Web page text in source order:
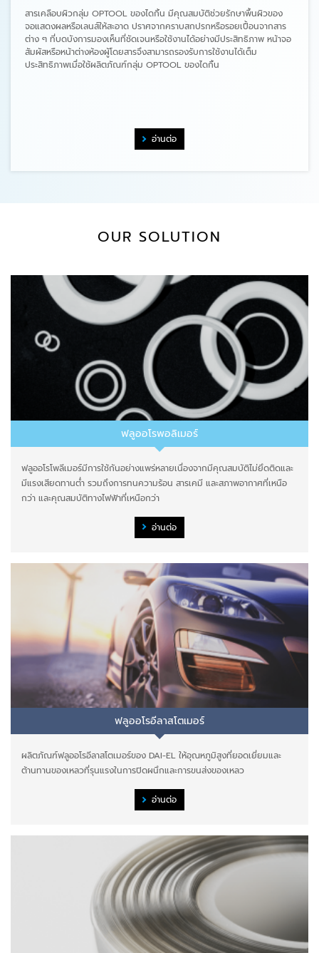
สารเคลือบผิวกลุ่ม OPTOOL ของไดกิ้น มีคุณสมบัติช่วยรักษาพื้นผิวของ
จอแสดงผลหรือเลนส์ให้สะอาด ปราศจากคราบสกปรกหรือรอยเปื้อนจากสาร
ต่าง ๆ ที่บดบังการมองเห็นที่ชัดเจนหรือใช้งานได้อย่างมีประสิทธิภาพ หน้าจอ
สัมผัสหรือหน้าต่างห้องผู้โดยสารจึงสามารถรองรับการใช้งานได้เต็ม
ประสิทธิภาพเมื่อใช้ผลิตภัณฑ์กลุ่ม OPTOOL ของไดกิ้น
อ่านต่อ
OUR SOLUTION
ฟลูออโรพอลิเมอร์
ฟลูออโรโพลีเมอร์มีการใช้กันอย่างแพร่หลายเนื่องจากมีคุณสมบัติไม่ยึดติดและ
มีแรงเสียดทานต่ำ รวมถึงการทนความร้อน สารเคมี และสภาพอากาศที่เหนือ
กว่า และคุณสมบัติทางไฟฟ้าที่เหนือกว่า
อ่านต่อ
ฟลูออโรอีลาสโตเมอร์
ผลิตภัณฑ์ฟลูออโรอีลาสโตเมอร์ของ DAI-EL ให้อุณหภูมิสูงที่ยอดเยี่ยมและ
ต้านทานของเหลวที่รุนแรงในการปิดผนึกและการขนส่งของเหลว
อ่านต่อ